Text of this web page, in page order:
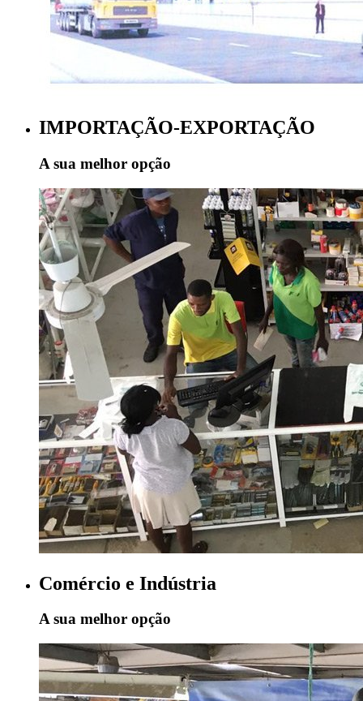
IMPORTAÇÃO-EXPORTAÇÃO
A sua melhor opção
Comércio e Indústria
A sua melhor opção